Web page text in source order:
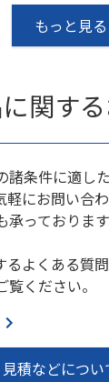
もっと見る
関す
諸条件に適し
にお問い合わ
承っております
るよくある質
ください。
積などについ